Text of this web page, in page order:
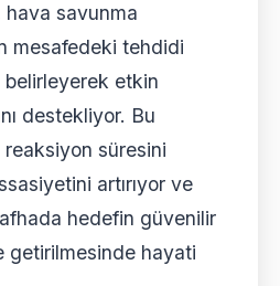
hava savunma
mesafedeki tehdidi
etkin
destekliyor. Bu
süresini
artırıyor ve
hedefin güvenilir
getirilmesinde hayati